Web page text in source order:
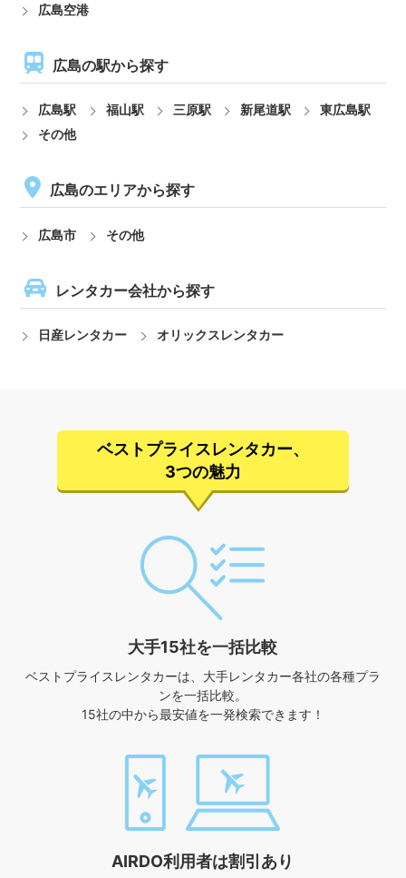
広島空港
広島の駅から探す
広島駅 福山駅 三原駅 新尾道駅
東広島駅
その他
広島のエリアから探す
広島市 その他
レンタカー会社から探す
日産レンタカー オリックスレンタカー
ベストプライスレンタカー、
3つの魅力
大手15社を一括比較
ベストプライスレンタカーは、 大手レンタカー各社の各種プラ
ンを一括比較。
15社の中から最安値を一発検索できます！
AIRDO利用者は割引あり